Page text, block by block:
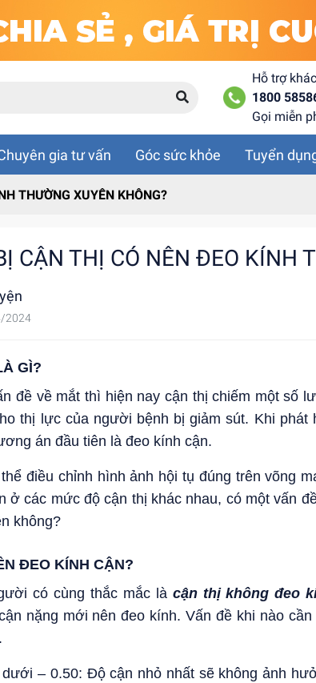
Hỗ trợ
1800
Gọi miễn
gia tư vấn Góc sức khỏe Tuyển
THƯỜNG XUYÊN KHÔNG?
CẬN THỊ CÓ NÊN ĐEO KÍNH
2024
GÌ?
đề về mắt thì hiện nay cận thị chiếm một số
thị lực của người bệnh bị giảm sút. Khi
án đầu tiên là đeo kính cận.
điều chỉnh hình ảnh hội tụ đúng trên võng
ở các mức độ cận thị khác nhau, có một vấn
không?
ĐEO KÍNH CẬN?
có cùng thắc mắc là cận thị không đeo
nặng mới nên đeo kính. Vấn đề khi nào
– 0.50: Độ cận nhỏ nhất sẽ không ảnh